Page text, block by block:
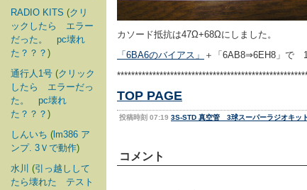
RADIO KITS (クリ
ックしたら エラー
だった。 pc壊れ
た？？？ )
通行人1号 (クリック
したら エラーだっ
た。 pc壊れ
た？？？ )
しんいち ( lm386 ア
ンプ. 3Ｖで動作)
水川 (引っ越しして
たら壊れた テスト
カソード抵抗は47Ω+68Ωにしました。
「6BA6のバイアス」
＋「6AB8⇒6EH8」で
TOP PAGE
投稿時刻 07:19 3S-STD 真空管 3球スーパーラジオキット
コメント